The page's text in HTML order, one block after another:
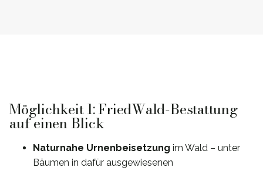
Möglichkeit 1: FriedWald-Bestattung
auf einen Blick
Naturnahe Urnenbeisetzung im Wald – unter
Bäumen in dafür ausgewiesenen